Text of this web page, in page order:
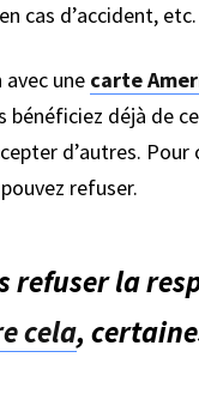
cas d’accident, etc.
une carte
bénéficiez déjà de
d’autres.
refuser.
refuser la
cela,